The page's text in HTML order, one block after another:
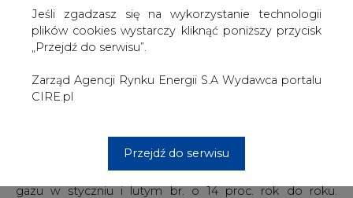
Jeśli zgadzasz się na wykorzystanie technologii
plików cookies wystarczy kliknąć poniższy przycisk
„Przejdź do serwisu”.
Zarząd Agencji Rynku Energii S.A Wydawca portalu
CIRE.pl
Przejdź do serwisu
Środkowej miały im uniemożliwić przesył surowca w
kierunku Ukrainy). Porażają swoją wielkością także kwoty
jakie Gazprom musiał wydać na przejęcie udziałów
gazociągu South Stream, który nie został zrealizowany z
powodu oporu Komisji Europejskiej. Koncern odkupił 20
proc. udziałów w projekcie od włoskiego Eni za 22,4 mld
rubli, 15 proc. od austriackiego Wintershall za 16,85 mld
Ubiegłoroczny spadek zysku Gazpromu to nie koniec
jego kłopotów. Koncern zmniejszył bowiem produkcję
gazu w styczniu i lutym br. o 14 proc. rok do roku.